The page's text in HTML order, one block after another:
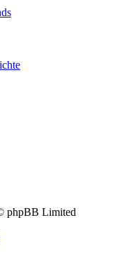
phpBB Limited